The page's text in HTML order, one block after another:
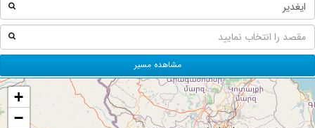
مشاهده مسیر
+
−